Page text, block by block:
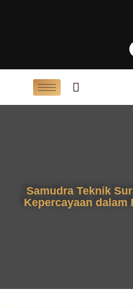
Samudra Teknik
Kepercayaan